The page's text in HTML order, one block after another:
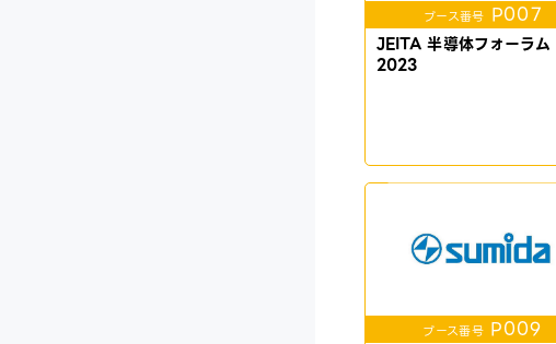
ブース番号 P007
JEITA 半導体フォーラム
2023
ブース番号P009